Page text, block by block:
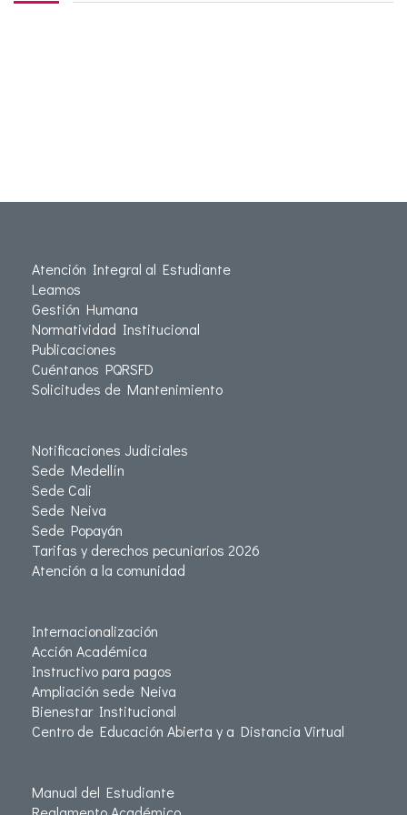
Atención Integral al Estudiante
Leamos
Gestión Humana
Normatividad Institucional
Publicaciones
Cuéntanos PQRSFD
Solicitudes de Mantenimiento
Notificaciones Judiciales
Sede Medellín
Sede Cali
Sede Neiva
Sede Popayán
Tarifas y derechos pecuniarios 2026
Atención a la comunidad
Internacionalización
Acción Académica
Instructivo para pagos
Ampliación sede Neiva
Bienestar Institucional
Centro de Educación Abierta y a Distancia Virtual
Manual del Estudiante